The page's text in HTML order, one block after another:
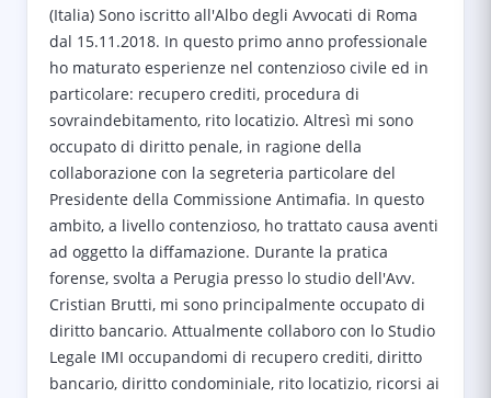
(Italia) Sono iscritto all'Albo degli Avvocati di Roma
dal 15.11.2018. In questo primo anno professionale
ho maturato esperienze nel contenzioso civile ed in
particolare: recupero crediti, procedura di
sovraindebitamento, rito locatizio. Altresì mi sono
occupato di diritto penale, in ragione della
collaborazione con la segreteria particolare del
Presidente della Commissione Antimafia. In questo
ambito, a livello contenzioso, ho trattato causa aventi
ad oggetto la diffamazione. Durante la pratica
forense, svolta a Perugia presso lo studio dell'Avv.
Cristian Brutti, mi sono principalmente occupato di
diritto bancario. Attualmente collaboro con lo Studio
Legale IMI occupandomi di recupero crediti, diritto
bancario, diritto condominiale, rito locatizio, ricorsi ai